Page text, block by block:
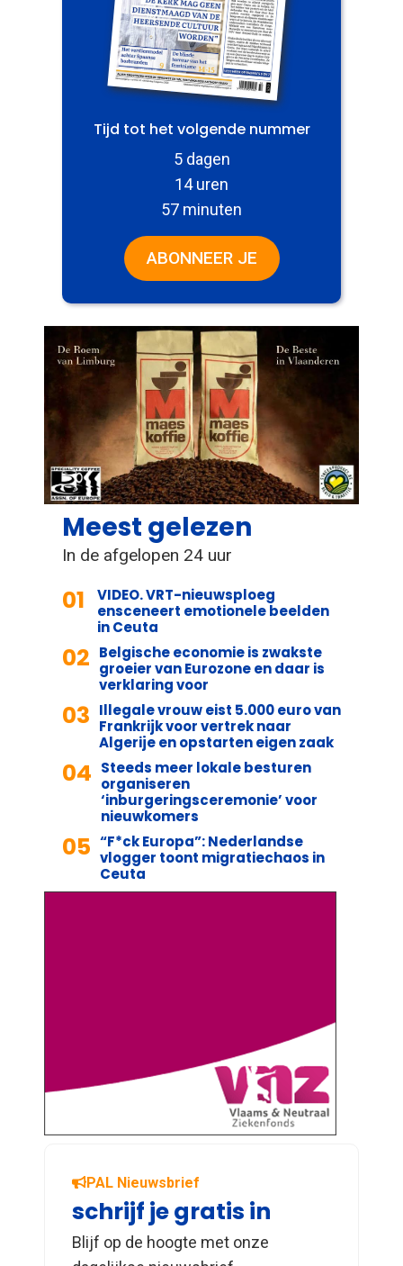
Tijd tot het volgende nummer
5 dagen
14 uren
57 minuten
ABONNEER JE
Meest gelezen
In de afgelopen 24 uur
01
VIDEO. VRT-nieuwsploeg
ensceneert emotionele beelden
in Ceuta
02 Belgische economie is zwakste
groeier van Eurozone en daar is
verklaring voor
03 Illegale vrouw eist 5.000 euro van
Frankrijk voor vertrek naar
Algerije en opstarten eigen zaak
04 Steeds meer lokale besturen
organiseren
‘inburgeringsceremonie’ voor
nieuwkomers
05 “F*ck Europa”: Nederlandse
vlogger toont migratiechaos in
Ceuta
PAL Nieuwsbrief
schrijf je gratis in
Blijf op de hoogte met onze